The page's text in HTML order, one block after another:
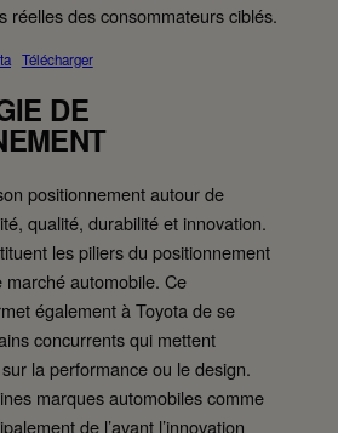
réelles des consommateurs ciblés.
Télécharger
DE
positionnement autour de
qualité, durabilité et innovation.
les piliers du positionnement
automobile. Ce
également à Toyota de se
concurrents qui mettent
la performance ou le design.
marques automobiles comme
de l’avant l’innovation